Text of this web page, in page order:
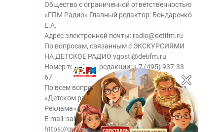
Общество с ограниченной ответственностью
«ГПМ Радио» Главный редактор: Бондаренко
Е.А.
Адрес электронной почты: radio@detifm.ru
По вопросам, связанным с ЭКСКУРСИЯМИ
НА ДЕТСКОЕ РАДИО vgosti@detifm.ru
Номер телефона редакции:+ 7 (495) 937-33-
67
По всем вопросам размещения рекламы на
«Детском радио» - сейлз-хаус «ГПМ
Реклама»:+7 (495) 921-40-41
E-mail: sales@gazprom-media.ru
https://gpmsaleshouse.ru/